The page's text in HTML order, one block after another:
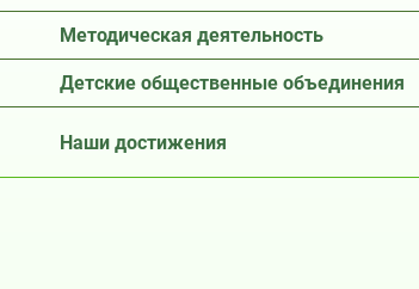
Методическая деятельность
Детские общественные объединения
Наши достижения